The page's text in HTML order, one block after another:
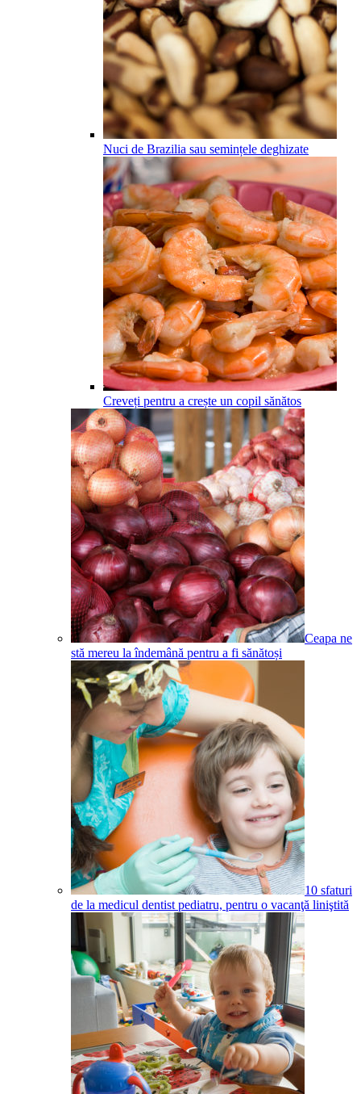
Nuci de Brazilia sau semințele deghizate
Creveți pentru a crește un copil sănătos
Ceapa ne
stă mereu la îndemână pentru a fi sănătoși
10 sfaturi
de la medicul dentist pediatru, pentru o vacanţă liniştită